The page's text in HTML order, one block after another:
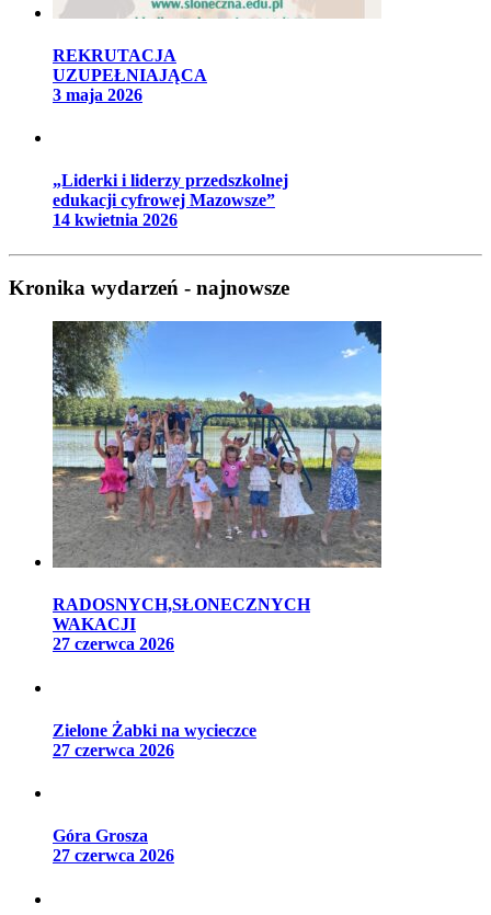
REKRUTACJA
UZUPEŁNIAJĄCA
3 maja 2026
„Liderki i liderzy przedszkolnej
edukacji cyfrowej Mazowsze”
14 kwietnia 2026
Kronika wydarzeń - najnowsze
RADOSNYCH,SŁONECZNYCH
WAKACJI
27 czerwca 2026
Zielone Żabki na wycieczce
27 czerwca 2026
Góra Grosza
27 czerwca 2026